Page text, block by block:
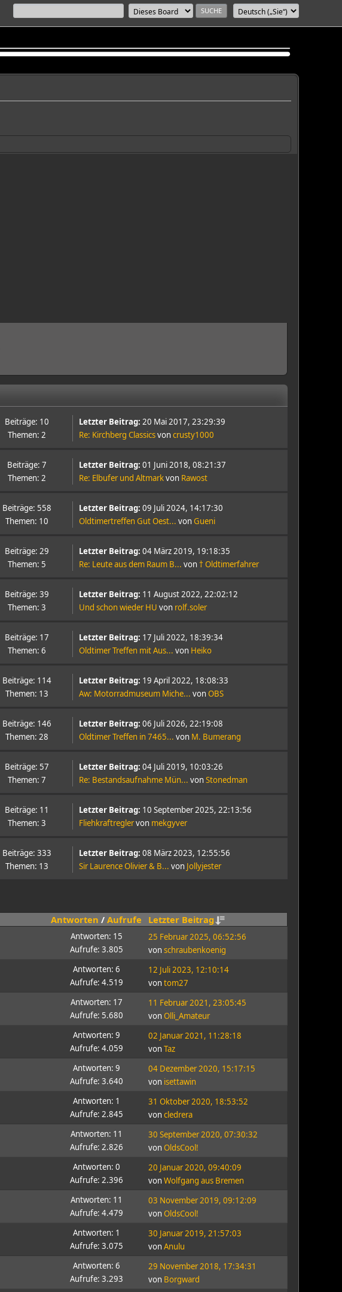
Beiträge: 10
Themen: 2
Letzter Beitrag: 20 Mai 2017, 23:29:39
Re: Kirchberg Classicsvon crusty1000
Beiträge: 7
Themen: 2
Letzter Beitrag: 01 Juni 2018, 08:21:37
Re: Elbufer und Altmarkvon Rawost
Beiträge: 558
Themen: 10
Letzter Beitrag: 09 Juli 2024, 14:17:30
Oldtimertreffen Gut Oest... von Gueni
Beiträge: 29
Themen: 5
Letzter Beitrag: 04 März 2019, 19:18:35
Re: Leute aus dem Raum B... von † Oldtimerfahrer
Beiträge: 39
Themen: 3
Letzter Beitrag: 11 August 2022, 22:02:12
Und schon wieder HU von rolf.soler
Beiträge: 17
Themen: 6
Letzter Beitrag: 17 Juli 2022, 18:39:34
Oldtimer Treffen mit Aus... von Heiko
Beiträge: 114
Themen: 13
Letzter Beitrag: 19 April 2022, 18:08:33
Aw: Motorradmuseum Miche... von OBS
Beiträge: 146
Themen: 28
Letzter Beitrag: 06 Juli 2026, 22:19:08
Oldtimer Treffen in 7465... von M. Bumerang
Beiträge: 57
Themen: 7
Letzter Beitrag: 04 Juli 2019, 10:03:26
Re: Bestandsaufnahme Mün... von Stonedman
Beiträge: 11
Themen: 3
Letzter Beitrag: 10 September 2025, 22:13:56
Fliehkraftreglervon mekgyver
Beiträge: 333
Themen: 13
Letzter Beitrag: 08 März 2023, 12:55:56
Sir Laurence Olivier & B... von Jollyjester
Antworten / Aufrufe
Letzter Beitrag
Antworten: 15
Aufrufe: 3.805
25 Februar 2025, 06:52:56
von schraubenkoenig
Antworten: 6
Aufrufe: 4.519
12 Juli 2023, 12:10:14
von tom27
Antworten: 17
Aufrufe: 5.680
11 Februar 2021, 23:05:45
von Olli_Amateur
Antworten: 9
Aufrufe: 4.059
02 Januar 2021, 11:28:18
von Taz
Antworten: 9
Aufrufe: 3.640
04 Dezember 2020, 15:17:15
von isettawin
Antworten: 1
Aufrufe: 2.845
31 Oktober 2020, 18:53:52
von cledrera
Antworten: 11
Aufrufe: 2.826
30 September 2020, 07:30:32
von OldsCool!
Antworten: 0
Aufrufe: 2.396
20 Januar 2020, 09:40:09
von Wolfgang aus Bremen
Antworten: 11
Aufrufe: 4.479
03 November 2019, 09:12:09
von OldsCool!
Antworten: 1
Aufrufe: 3.075
30 Januar 2019, 21:57:03
von Anulu
Antworten: 6
Aufrufe: 3.293
29 November 2018, 17:34:31
von Borgward